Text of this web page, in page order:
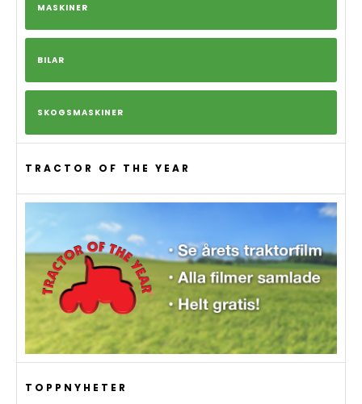
MASKINER
BILAR
SKOGSMASKINER
TRACTOR OF THE YEAR
TOPPNYHETER